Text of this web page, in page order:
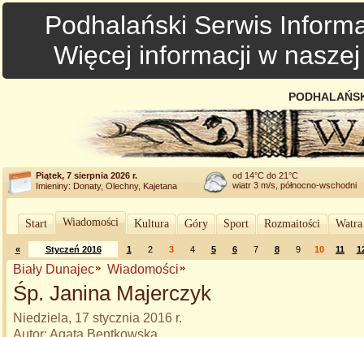
Podhalański Serwis
Więcej informacji w
Piątek, 7 sierpnia 2026 r.
Imieniny: Donaty, Olechny, Kajetana
od 14°C do 21°C
wiatr 3 m/s, północno-wschodni
Start Wiadomości Kultura Góry Sport Rozmaitości
« Styczeń 2016 1 2 3 4 5 6 7 8 9 10 11
Biały Dunajec Wiadomości
Śp. Janina Majerczyk
Niedziela, 17 stycznia 2016 r.
Autor: Agata Bentkowska